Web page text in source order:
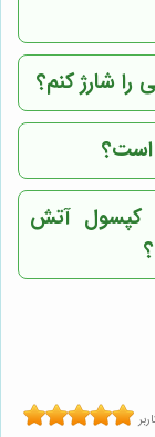
شارژ کنم؟
است؟
کپسول آتش